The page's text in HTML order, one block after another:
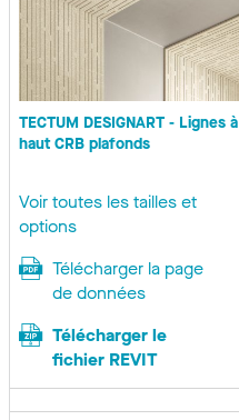
TECTUM DESIGNART - Lignes à
haut CRB plafonds
Voir toutes les tailles et
options
Télécharger la page
de données
Télécharger le
fichier REVIT